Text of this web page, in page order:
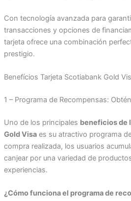
Con tecnología avanzada para
transacciones y opciones de
tarjeta ofrece una combinación
prestigio.
Benefícios Tarjeta Scotiabank Gold
1 – Programa de Recompensas:
Uno de los principales beneficios de
Gold Visaes su atractivo programa
compra realizada, los usuarios
canjear por una variedad de
experiencias.
¿Cómo funciona el programa de